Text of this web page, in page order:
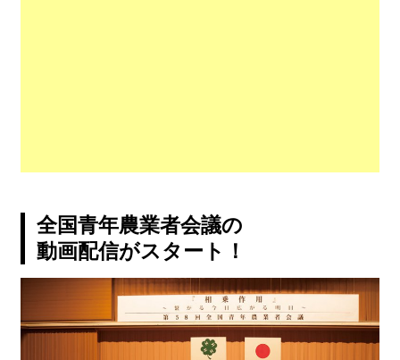
全国青年農業者会議の
動画配信がスタート！